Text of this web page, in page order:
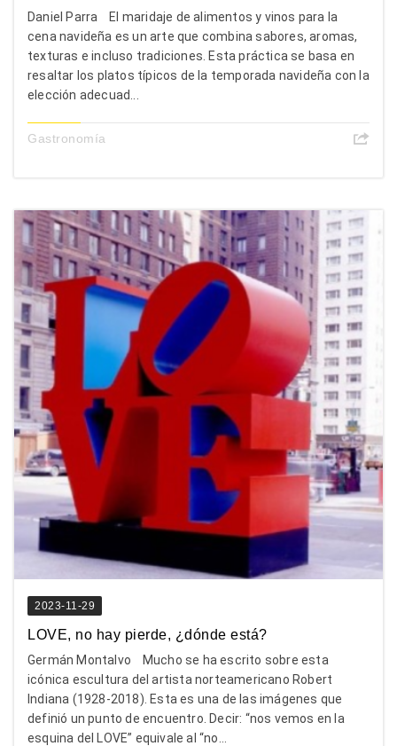
Daniel Parra El maridaje de alimentos y vinos para la
cena navideña es un arte que combina sabores, aromas,
texturas e incluso tradiciones. Esta práctica se basa en
resaltar los platos típicos de la temporada navideña con la
elección adecuad...
Gastronomía
2023-11-29
LOVE, no hay pierde, ¿dónde está?
Germán Montalvo Mucho se ha escrito sobre esta
icónica escultura del artista norteamericano Robert
Indiana (1928-2018). Esta es una de las imágenes que
definió un punto de encuentro. Decir: “nos vemos en la
esquina del LOVE” equivale al “no...